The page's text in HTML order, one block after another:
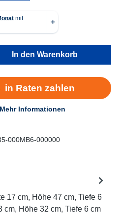
den gewünschten
In den Warenkorb
000MB6-000000
17 cm, Höhe 47 cm, Tiefe 6
Höhe 32 cm, Tiefe 6 cm